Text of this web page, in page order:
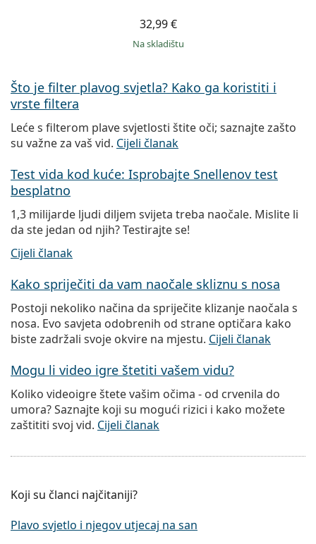
32,99 €
na skladištu
Što je filter plavog svjetla? Kako ga koristiti i
vrste filtera
Leće s filterom plave svjetlosti štite oči; saznajte zašto
su važne za vaš vid. Cijeli članak
Test vida kod kuće: Isprobajte Snellenov test
besplatno
1,3 milijarde ljudi diljem svijeta treba naočale. Mislite li
da ste jedan od njih? Testirajte se!
Cijeli članak
Kako spriječiti da vam naočale skliznu s nosa
Postoji nekoliko načina da spriječite klizanje naočala s
nosa. Evo savjeta odobrenih od strane optičara kako
biste zadržali svoje okvire na mjestu. Cijeli članak
Mogu li video igre štetiti vašem vidu?
Koliko videoigre štete vašim očima - od crvenila do
umora? Saznajte koji su mogući rizici i kako možete
zaštititi svoj vid. Cijeli članak
Koji su članci najčitaniji?
Plavo svjetlo i njegov utjecaj na san